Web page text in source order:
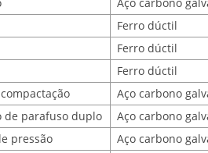
Ferro dúctil
Ferro dúctil
Ferro dúctil
Aço carbono
de parafuso duplo
Aço carbono
pressão
Aço carbono